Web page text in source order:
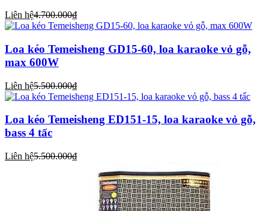
Liên hệ4.700.000₫
Loa kéo Temeisheng GD15-60, loa karaoke vỏ gỗ,
max 600W
Liên hệ5.500.000₫
Loa kéo Temeisheng ED151-15, loa karaoke vỏ gỗ,
bass 4 tấc
Liên hệ5.500.000₫